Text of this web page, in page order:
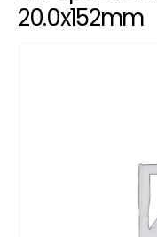
20.0x152mm